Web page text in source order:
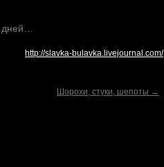
дней…
http://slavka-bulavka.livejournal.com/
Шорохи, стуки, шепоты →